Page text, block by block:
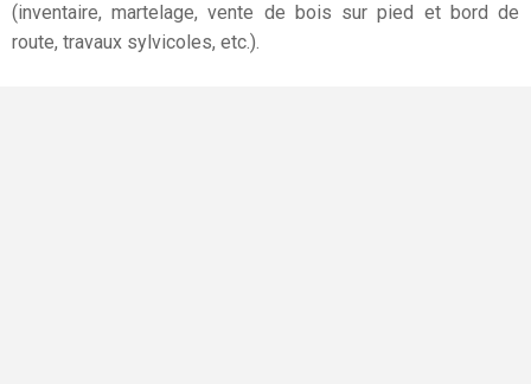
(inventaire, martelage, vente de bois sur pied et bord de
route, travaux sylvicoles, etc.).